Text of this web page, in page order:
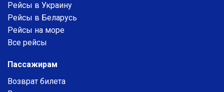
Рейсы в Украину
Рейсы в Беларусь
Рейсы на море
Все рейсы
Пассажирам
Возврат билета